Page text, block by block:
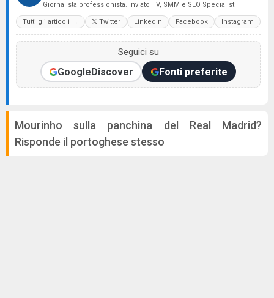
Giornalista professionista. Inviato TV, SMM e SEO Specialist
Tutti gli articoli → 𝕏 Twitter LinkedIn Facebook Instagram
Seguici su
GoogleDiscover Fonti preferite
Mourinho sulla panchina del Real Madrid?
Risponde il portoghese stesso